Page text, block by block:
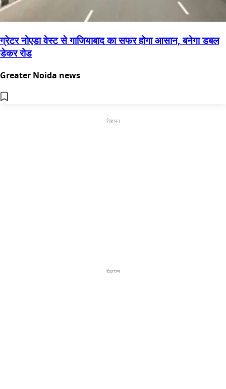
ग्रेटर नोएडा वेस्ट से गाजियाबाद का सफर होगा आसान, बनेगा डबल
डेकर रोड
Greater Noida news
विज्ञापन
विज्ञापन